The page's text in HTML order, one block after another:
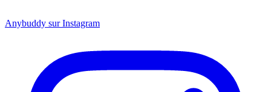
Anybuddy sur Instagram